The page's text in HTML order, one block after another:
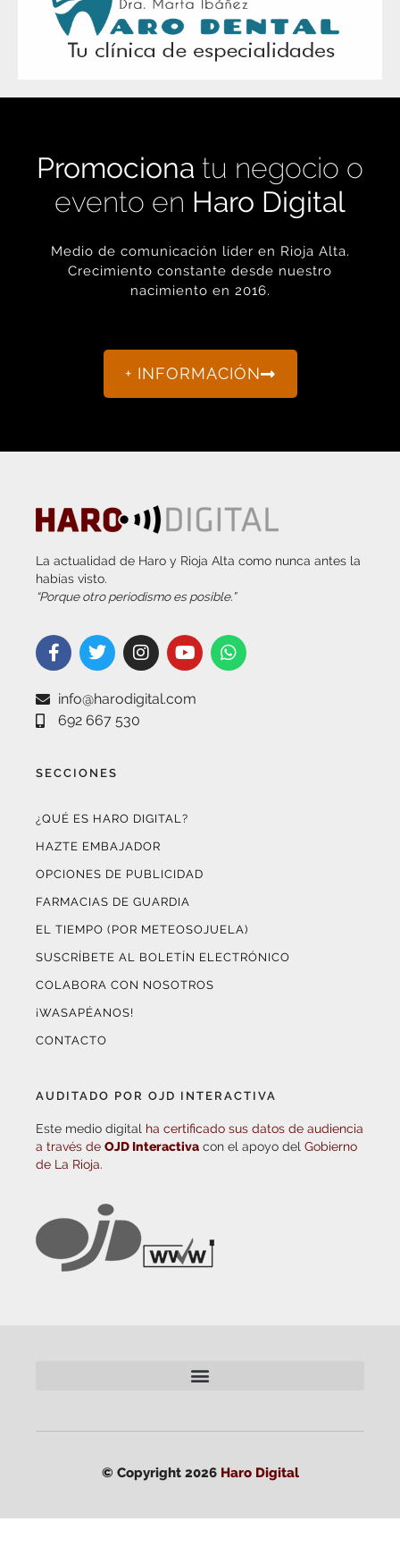
Promociona tu negocio o
evento en Haro Digital
Medio de comunicación líder en Rioja Alta.
Crecimiento constante desde nuestro
nacimiento en 2016.
+ INFORMACIÓN
La actualidad de Haro y Rioja Alta como nunca antes la
habías visto.
“Porque otro periodismo es posible.”
info@harodigital.com
692 667 530
SECCIONES
¿QUÉ ES HARO DIGITAL?
HAZTE EMBAJADOR
OPCIONES DE PUBLICIDAD
FARMACIAS DE GUARDIA
EL TIEMPO (POR METEOSOJUELA)
SUSCRÍBETE AL BOLETÍN ELECTRÓNICO
COLABORA CON NOSOTROS
¡WASAPÉANOS!
CONTACTO
AUDITADO POR OJD INTERACTIVA
Este medio digital ha certificado sus datos de audiencia
a través de OJD Interactiva con el apoyo del Gobierno
de La Rioja.
© Copyright 2026 Haro Digital